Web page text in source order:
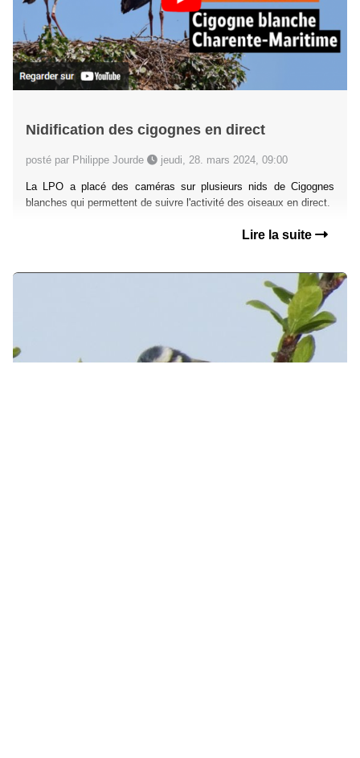
Nidification des cigognes en direct
posté par Philippe Jourde jeudi, 28. mars 2024, 09:00
La LPO a placé des caméras sur plusieurs nids de Cigognes
blanches qui permettent de suivre l'activité des oiseaux en direct.
Lire la suite